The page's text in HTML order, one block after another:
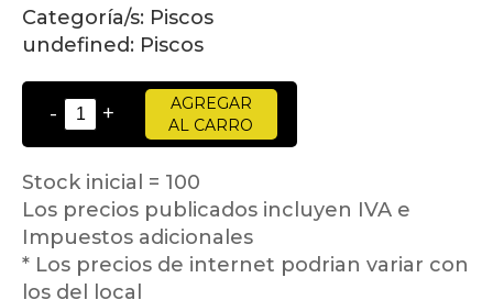
Categoría/s: Piscos
undefined: Piscos
- +
AGREGAR
AL CARRO
Stock inicial = 100
Los precios publicados incluyen IVA e
Impuestos adicionales
* Los precios de internet podrian variar con
los del local